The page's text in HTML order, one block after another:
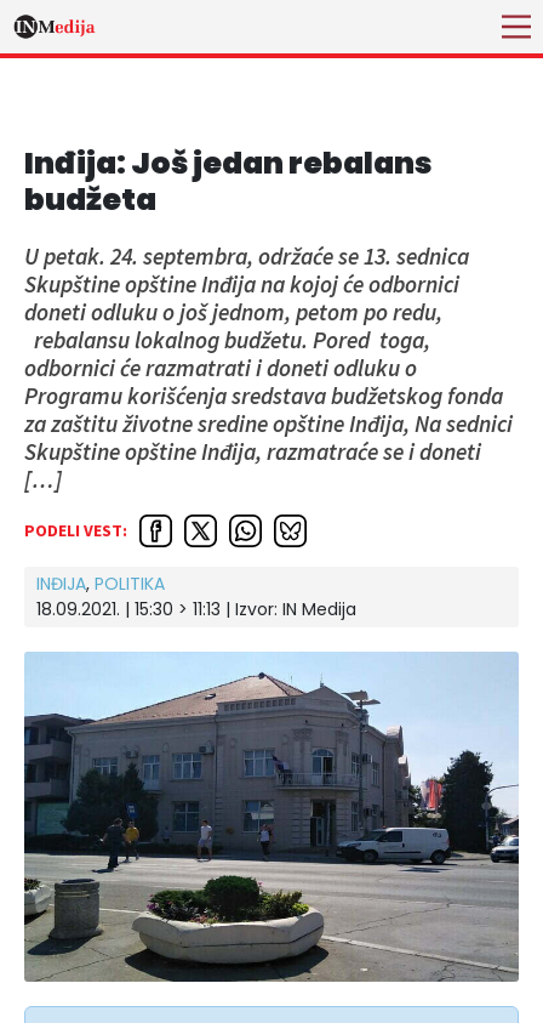
Inđija: Još jedan rebalans
budžeta
U petak. 24. septembra, održaće se 13. sednica
Skupštine opštine Inđija na kojoj će odbornici
doneti odluku o još jednom, petom po redu,
rebalansu lokalnog budžetu. Pored toga,
odbornici će razmatrati i doneti odluku o
Programu korišćenja sredstava budžetskog fonda
za zaštitu životne sredine opštine Inđija, Na sednici
Skupštine opštine Inđija, razmatraće se i doneti
[…]
PODELI VEST:
INĐIJA, POLITIKA
18.09.2021. | 15:30 > 11:13 | Izvor: IN Medija